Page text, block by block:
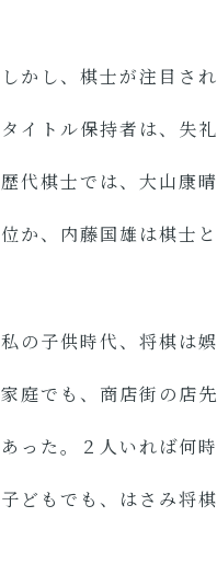
しかし、棋士が注目さ
タイトル保持者は、失
歴代棋士では、大山康
位か、内藤国雄は棋士
私の子供時代、将棋は
家庭でも、商店街の店
あった。２人いれば何
子どもでも、はさみ将